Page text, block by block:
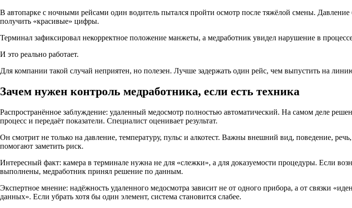
В автопарке с ночными рейсами один водитель пытался пройти осмотр после тяжёлой смены.
получить «красивые» цифры.
Терминал зафиксировал некорректное положение манжеты, а медработник увидел нарушение в
И это реально работает.
Для компании такой случай неприятен, но полезен. Лучше задержать один рейс, чем выпустить на
Зачем нужен контроль медработника, если есть техника
Распространённое заблуждение: удаленный медосмотр полностью автоматический. На самом деле
процесс и передаёт показатели. Специалист оценивает результат.
Он смотрит не только на давление, температуру, пульс и алкотест. Важны внешний вид, поведение,
помогают заметить риск.
Интересный факт: камера в терминале нужна не для «слежки», а для доказуемости процедуры. Если
выполнены, медработник принял решение по данным.
Экспертное мнение: надёжность удаленного медосмотра зависит не от одного прибора, а от связки
данных». Если убрать хотя бы один элемент, система становится слабее.